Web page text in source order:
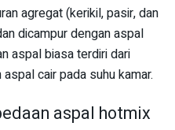
agregat (kerikil, pasir, dan
dicampur dengan aspal
aspal biasa terdiri dari
cair pada suhu kamar.
aspal hotmix